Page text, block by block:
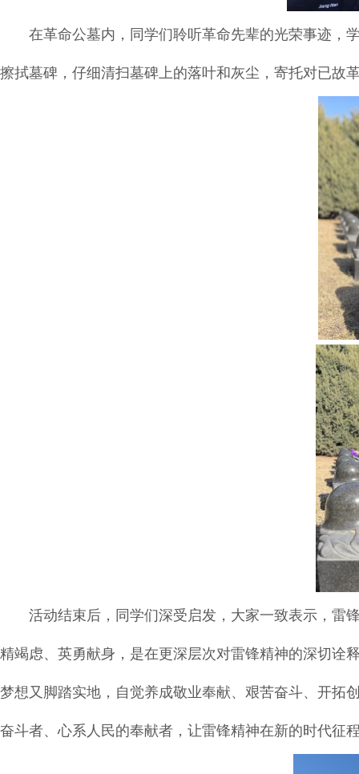
在革命公墓内，同学们聆听革命先辈的光荣事迹，
擦拭墓碑，仔细清扫墓碑上的落叶和灰尘，寄托对已故
活动结束后，同学们深受启发，大家一致表示，雷
精竭虑、英勇献身，是在更深层次对雷锋精神的深切诠
梦想又脚踏实地，自觉养成敬业奉献、艰苦奋斗、开拓
奋斗者、心系人民的奉献者，让雷锋精神在新的时代征